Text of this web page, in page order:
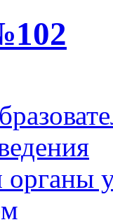
органы